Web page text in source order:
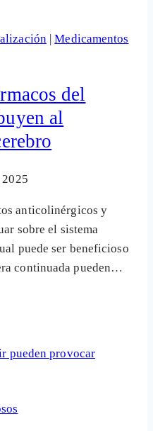
|Medicamentos
del
al
2025
anticolinérgicos y
sobre el sistema
puede ser beneficioso
continuada pueden…